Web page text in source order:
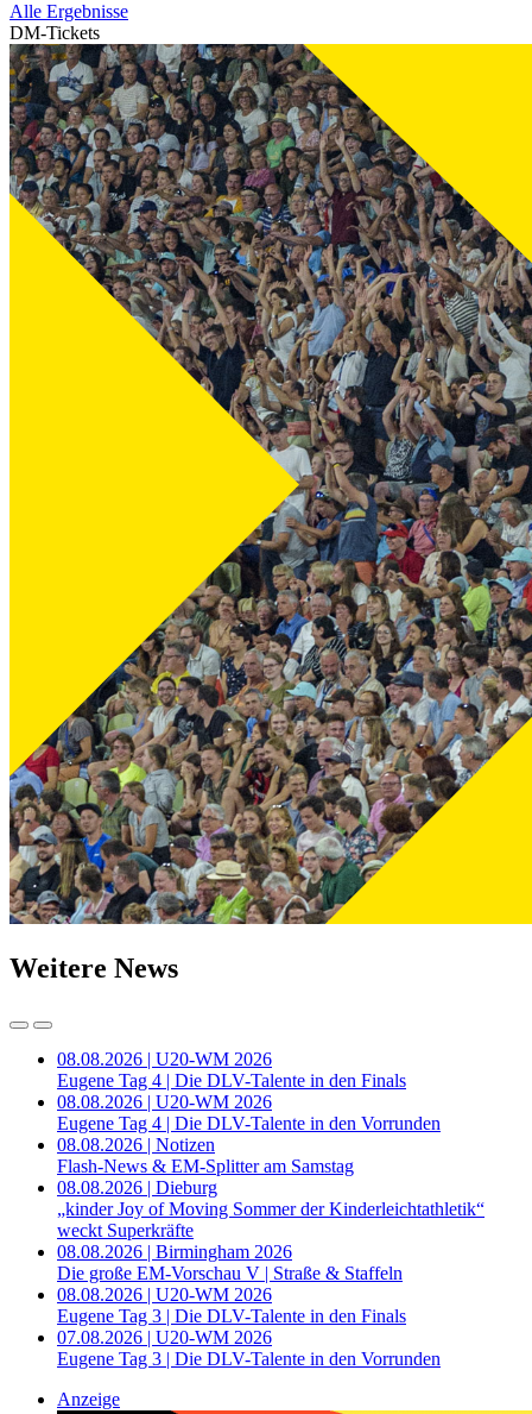
Alle Ergebnisse
DM-Tickets
Weitere News
08.08.2026 | U20-WM 2026
Eugene Tag 4 | Die DLV-Talente in den Finals
08.08.2026 | U20-WM 2026
Eugene Tag 4 | Die DLV-Talente in den Vorrunden
08.08.2026 | Notizen
Flash-News & EM-Splitter am Samstag
08.08.2026 | Dieburg
„kinder Joy of Moving Sommer der Kinderleichtathletik“
weckt Superkräfte
08.08.2026 | Birmingham 2026
Die große EM-Vorschau V | Straße & Staffeln
08.08.2026 | U20-WM 2026
Eugene Tag 3 | Die DLV-Talente in den Finals
07.08.2026 | U20-WM 2026
Eugene Tag 3 | Die DLV-Talente in den Vorrunden
Anzeige